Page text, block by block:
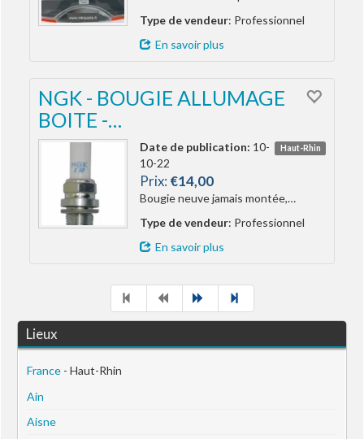
Type de vendeur: Professionnel
En savoir plus
NGK - BOUGIE ALLUMAGE
BOITE -…
Haut-Rhin
Date de publication: 10-
10-22
Prix: €14,00
Bougie neuve jamais montée,…
Type de vendeur: Professionnel
En savoir plus
Lieux
France - Haut-Rhin
Ain
Aisne